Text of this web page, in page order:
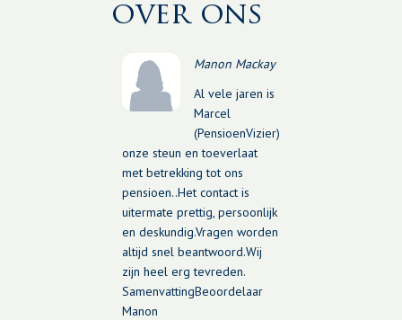
over ons
Manon Mackay
Al vele jaren is
Marcel
(PensioenVizier)
onze steun en toeverlaat
met betrekking tot ons
pensioen..Het contact is
uitermate prettig, persoonlijk
en deskundig.Vragen worden
altijd snel beantwoord.Wij
zijn heel erg tevreden.
SamenvattingBeoordelaar
Manon